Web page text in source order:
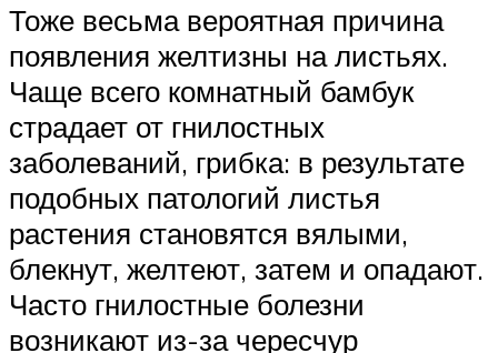
Тоже весьма вероятная причина
появления желтизны на листьях.
Чаще всего комнатный бамбук
страдает от гнилостных
заболеваний, грибка: в результате
подобных патологий листья
растения становятся вялыми,
блекнут, желтеют, затем и опадают.
Часто гнилостные болезни
возникают из-за чересчур